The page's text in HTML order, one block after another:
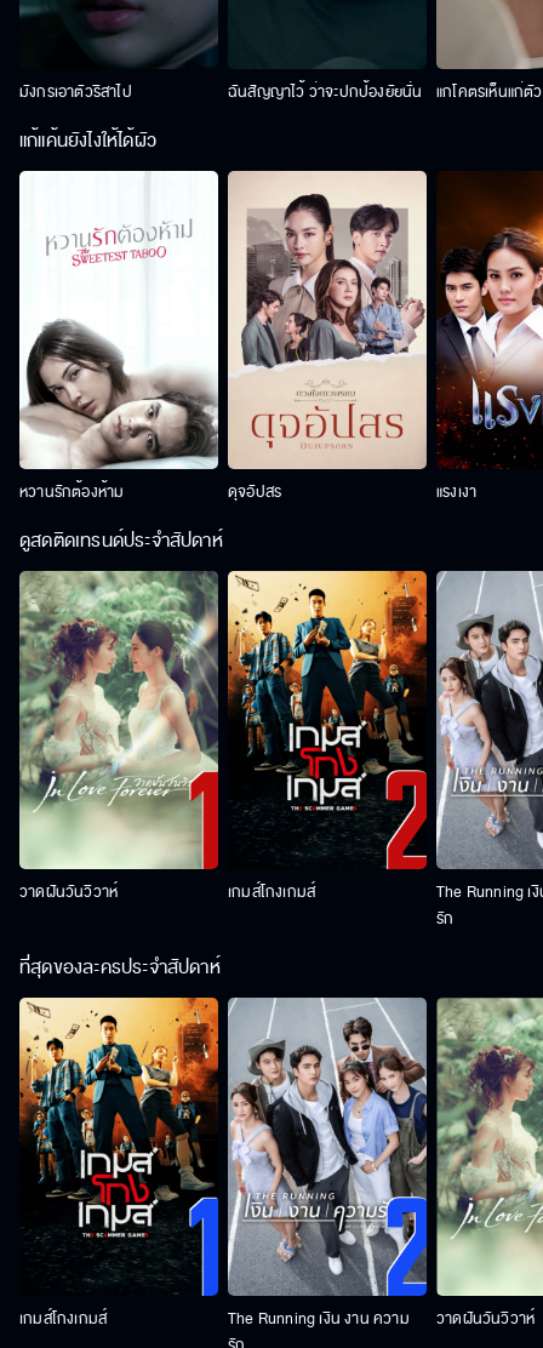
มังกรเอาตัวริสาไป ฉันสัญญาไว้ ว่าจะปกป้องยัยนั่น แกโคตรเห็นแก่ตั
แก้แค้นยังไงให้ได้ผัว
หวานรักต้องห้าม ดุจอัปสร แรงเงา
ดูสดติดเทรนด์ประจำสัปดาห์
วาดฝันวันวิวาห์ เกมส์โกงเกมส์
The Running เ
รัก
ที่สุดของละครประจำสัปดาห์
เกมส์โกงเกมส์
The Running เงิน งาน ความ
วาดฝันวันวิวาห์